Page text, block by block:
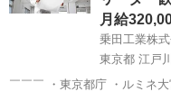
月給
乗田工業株
東京都 江戸
￣￣￣ ・東京都庁 ・ルミネ大